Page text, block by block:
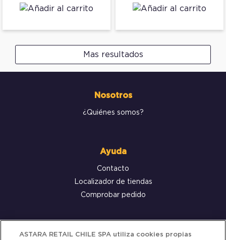
Mas resultados
Nosotros
¿Quiénes somos?
Ayuda
Contacto
Localizador de tiendas
Comprobar pedido
Servicio al cliente
ASTARA RETAIL CHILE SPA utiliza cookies propias